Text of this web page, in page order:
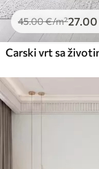
45.00€/m²27.00